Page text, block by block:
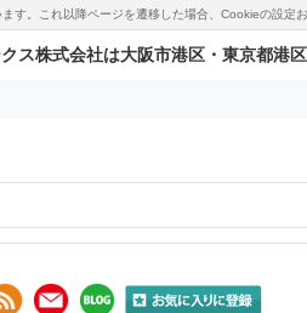
す。これ以降ページを遷移した場合、Cookieの設
ス株式会社は大阪市港区・東京都港